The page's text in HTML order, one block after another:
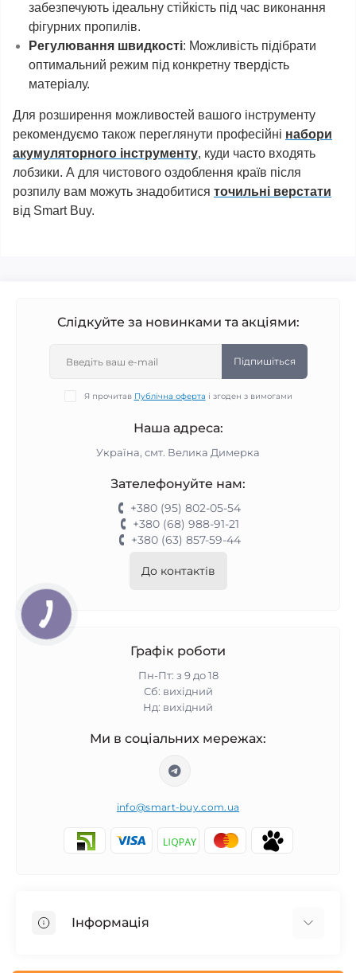
забезпечують ідеальну стійкість під час виконання
фігурних пропилів.
Регулювання швидкості: Можливість підібрати
оптимальний режим під конкретну твердість
матеріалу.
Для розширення можливостей вашого інструменту
рекомендуємо також переглянути професійні набори
акумуляторного інструменту, куди часто входять
лобзики. А для чистового оздоблення країв після
розпилу вам можуть знадобитися точильні верстати
від Smart Buy.
Слідкуйте за новинками та акціями:
Підпишіться
Я прочитав Публічна оферта і згоден з вимогами
Наша адреса:
Україна, смт. Велика Димерка
Зателефонуйте нам:
+380 (95) 802-05-54
+380 (68) 988-91-21
+380 (63) 857-59-44
До контактів
Графік роботи
Пн-Пт: з 9 до 18
Сб: вихідний
Нд: вихідний
Ми в соціальних мережах:
info@smart-buy.com.ua
Інформація